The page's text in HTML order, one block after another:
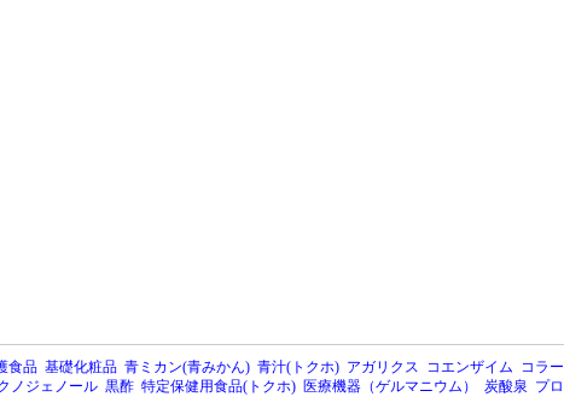
食品 基礎化粧品 青ミカン(青みかん) 青汁(トクホ) アガリクス コエンザイム コラー
ノジェノール 黒酢 特定保健用食品(トクホ) 医療機器（ゲルマニウム） 炭酸泉 プロ